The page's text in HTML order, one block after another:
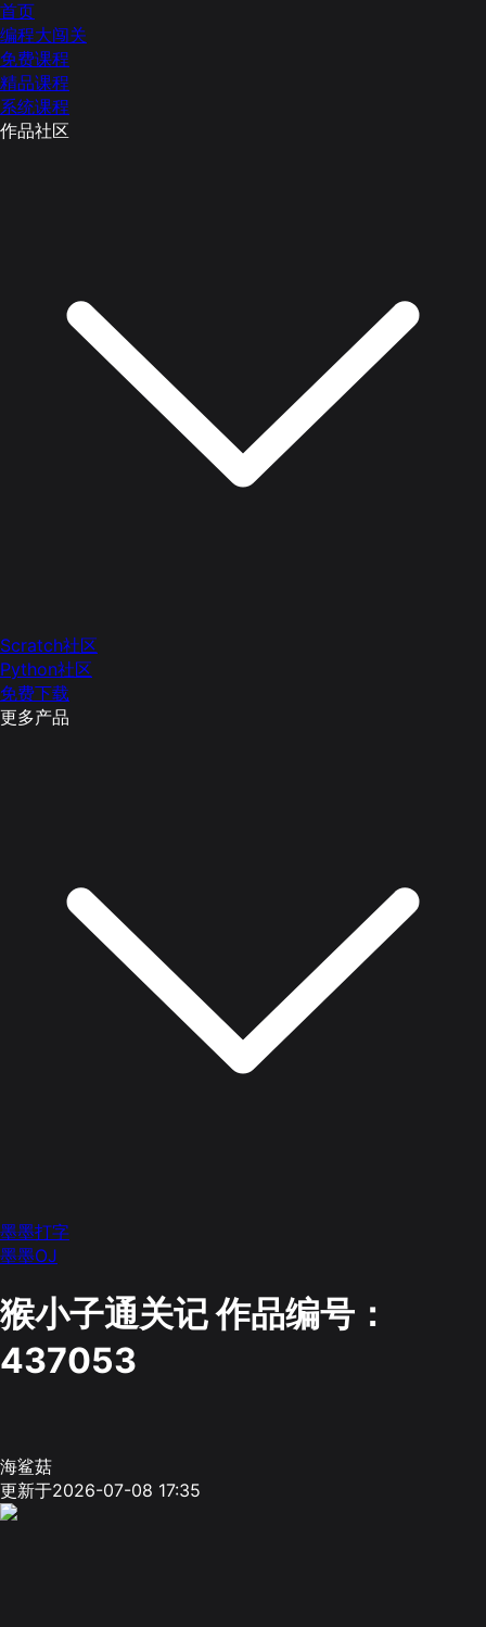
首页
编程大闯关
免费课程
精品课程
系统课程
作品社区
Scratch社区
Python社区
免费下载
更多产品
墨墨打字
墨墨OJ
猴小子通关记作品编号：
437053
海鲨菇
更新于2026-07-08 17:35